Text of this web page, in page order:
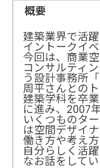
概要
建築業界で活
イントークイ
今回は、商業
コンサルティ
う設計事務所
周平さんとの
建築学科を卒
に進み、2007
いくつものタ
は空間デザイ
働き方や考え
自分らしく活
なお話をしてい